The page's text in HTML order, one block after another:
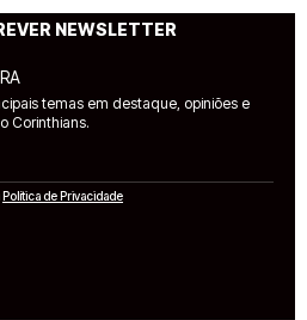
NEWSLETTER
temas em destaque, opiniões e
Corinthians.
Política de Privacidade